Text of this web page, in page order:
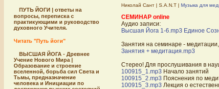
ПУТЬ ЙОГИ | ответы на
вопросы, переписка с
практикующими и руководство
духовного Учителя.
Читать "Путь йоги"
ВЫСШАЯ ЙОГА - Древнее
Учение Нового Мира |
Образование и строение
вселенной, борьба сил Света и
Тьмы, предназначение
человека и Инициации по
Николай Сант | S.A.N.T | Музыка для
СЕМИНАР online
Аудио записи:
Высшая Йога 1-6.mp3 Единое
Занятия на семинаре -
Занятия + медитация.mp3
Стерео! Для прослушивания в
100915_1.mp3 Начало занятий
100915_2.mp3 Пояснения по
100915_3.mp3 Лекция о